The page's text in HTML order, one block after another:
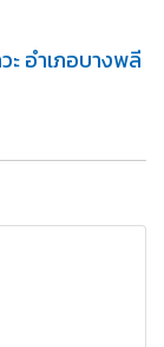
ะ อำเภอบางพลี